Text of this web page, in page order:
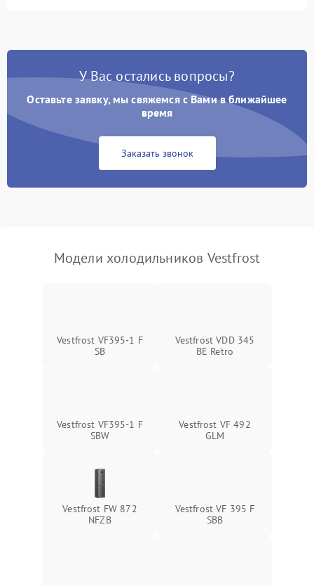
Образование конденсата
1800 ₽ Подробнее →
Сбой в работе инвертора
работе
2000 ₽ Подробнее →
У Вас остались вопросы?
Оставьте заявку, мы свяжемся с Вами в ближайшее
время
Заказать звонок
Модели холодильников Vestfrost
Vestfrost VF395-1 F
SB
Vestfrost VDD 345
BE Retro
Vestfrost VF395-1 F
SBW
Vestfrost VF 492
GLM
Vestfrost FW 872
NFZВ
Vestfrost VF 395 F
SBB